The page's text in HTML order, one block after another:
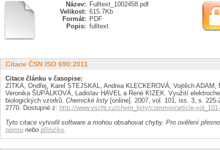
Název:
Fulltext_1002458.pdf
Velikost: 615.7Kb
Formát:
PDF
Popis: fulltext
Citace ČSN ISO 690:2011
Citace článku v časopise:
ZÍTKA, Ondřej, Karel STEJSKAL, Andrea KLECKEROVÁ, Vojtěch
Veronika ŠUPÁLKOVÁ, Ladislav HAVEL a René KIZEK. Využití
biologických vzorků. Chemické listy [online]. 2007, vol. 101, iss. 3, s.
2770. Dostupné z: http://www.vscht.cz/chem_listy/common/article-
Tyto citace vytvořil software a mohou obsahovat chyby. Pro ověření
normu nebo příručku.